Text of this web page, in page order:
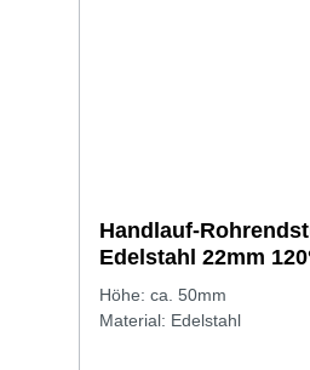
Handlauf-
Edelstahl 22mm
Höhe: ca. 50mm
Material: Edelstahl